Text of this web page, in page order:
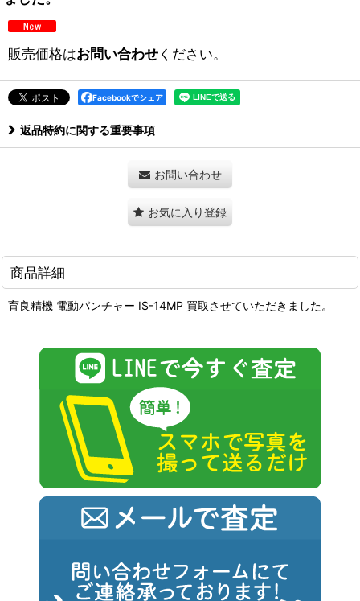
販売価格はお問い合わせください。
Facebookでシェア
返品特約に関する重要事項
お問い合わせ
お気に入り登録
商品詳細
育良精機 電動パンチャー IS-14MP 買取させていただきました。